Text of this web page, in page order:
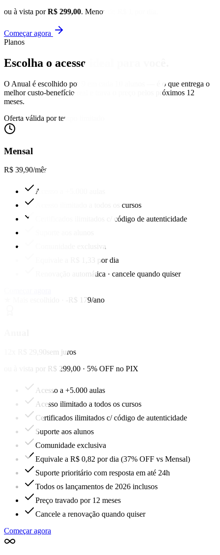
ou à vista porR$ 299,00. Menos de R$ 1 por dia.
Começar agora
Planos
Escolha o acesso
O Anual é escolhido por 9 em cada 10 alunos — é o que entrega o
melhor custo-benefício real e trava o preço pelos próximos 12
meses.
Oferta válida por tempo limitado
Mensal
R$ 39,90/mês
Acesso a +5.000 aulas
Acesso ilimitado a todos os cursos
Certificados ilimitados c/ código de autenticidade
Comunidade exclusiva
Equivale a R$ 1,33 por dia
Renovação automática · cancele quando quiser
★ Mais escolhido · -R$ 179/ano
12x R$ 29,90sem juros
ou à vista por R$ 299,00 · 5% OFF no PIX
Acesso a +5.000 aulas
Acesso ilimitado a todos os cursos
Certificados ilimitados c/ código de autenticidade
Suporte aos alunos
Comunidade exclusiva
Equivale a R$ 0,82 por dia (37% OFF vs Mensal)
Suporte prioritário com resposta em até 24h
Todos os lançamentos de 2026 inclusos
Preço travado por 12 meses
Cancele a renovação quando quiser
Começar agora